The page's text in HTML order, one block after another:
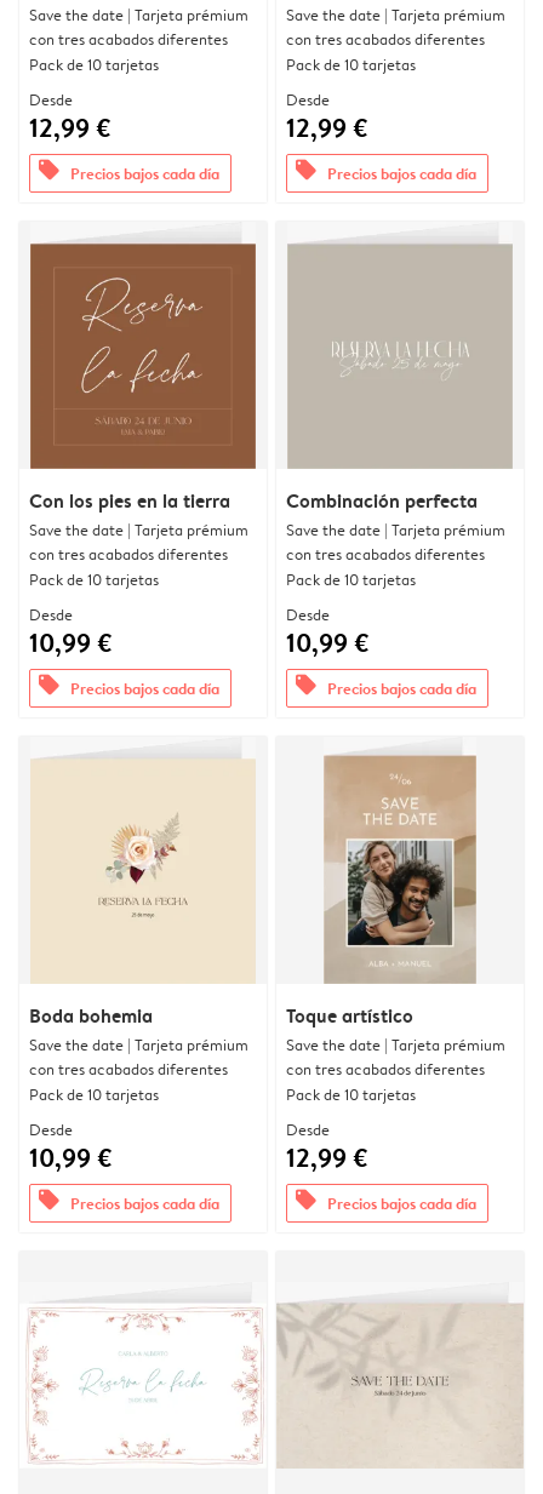
Save the date | Tarjeta prémium
con tres acabados diferentes
Pack de 10 tarjetas
Desde
12,99 €
offers Precios bajos cada día
Save the date | Tarjeta prémium
con tres acabados diferentes
Pack de 10 tarjetas
Desde
12,99 €
offers Precios bajos cada día
Con los pies en la tierra
Save the date | Tarjeta prémium
con tres acabados diferentes
Pack de 10 tarjetas
Desde
10,99 €
offers Precios bajos cada día
Combinación perfecta
Save the date | Tarjeta prémium
con tres acabados diferentes
Pack de 10 tarjetas
Desde
10,99 €
offers Precios bajos cada día
Boda bohemia
Save the date | Tarjeta prémium
con tres acabados diferentes
Pack de 10 tarjetas
Desde
10,99 €
offers Precios bajos cada día
Toque artístico
Save the date | Tarjeta prémium
con tres acabados diferentes
Pack de 10 tarjetas
Desde
12,99 €
offers Precios bajos cada día